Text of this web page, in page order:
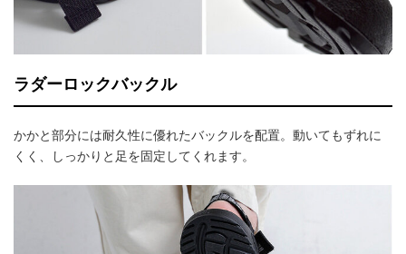
ラダーロックバックル
かかと部分には耐久性に優れたバックルを配置。動いてもずれに
くく、しっかりと足を固定してくれます。